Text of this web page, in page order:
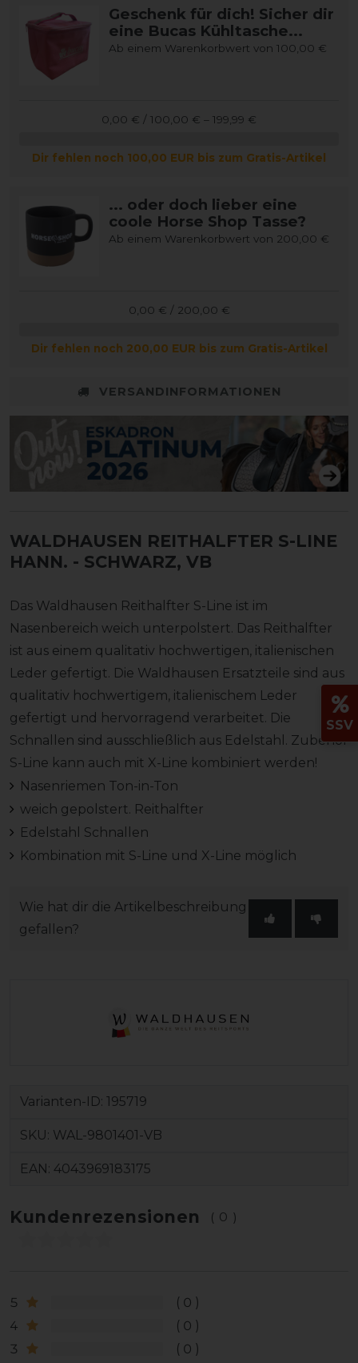
Geschenk für dich! Sicher dir
eine Bucas Kühltasche...
Ab einem Warenkorbwert von 100,00 €
0,00 € / 100,00 € – 199,99 €
Dir fehlen noch 100,00 EUR bis zum Gratis-Artikel
... oder doch lieber eine
coole Horse Shop Tasse?
Ab einem Warenkorbwert von 200,00 €
0,00 € / 200,00 €
Dir fehlen noch 200,00 EUR bis zum Gratis-Artikel
VERSANDINFORMATIONEN
WALDHAUSEN REITHALFTER S-LINE
HANN. - SCHWARZ, VB
Das Waldhausen Reithalfter S-Line ist im
Nasenbereich weich unterpolstert. Das Reithalfter
ist aus einem qualitativ hochwertigen, italienischen
Leder gefertigt. Die Waldhausen Ersatzteile sind aus
qualitativ hochwertigem, italienischem Leder
gefertigt und hervorragend verarbeitet. Die
Schnallen sind ausschließlich aus Edelstahl. Zubehör
S-Line kann auch mit X-Line kombiniert werden!
Nasenriemen Ton-in-Ton
weich gepolstert. Reithalfter
Edelstahl Schnallen
Kombination mit S-Line und X-Line möglich
Wie hat dir die Artikelbeschreibung
gefallen?
Varianten-ID: 195719
SKU: WAL-9801401-VB
EAN: 4043969183175
Kundenrezensionen (0)
5
0
4
0
3
0
SSV